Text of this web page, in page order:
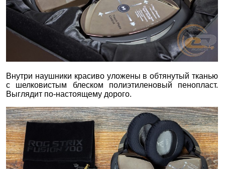
Внутри наушники красиво уложены в обтянутый тканью
с шелковистым блеском полиэтиленовый пенопласт.
Выглядит по-настоящему дорого.